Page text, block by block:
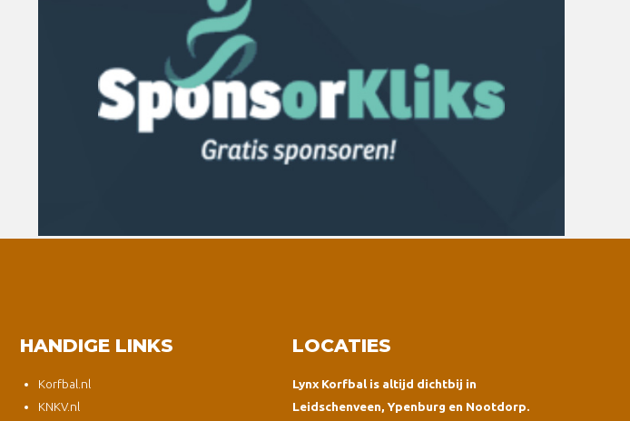
HANDIGE LINKS
Korfbal.nl
KNKV.nl
LOCATIES
Lynx Korfbal is altijd dichtbij in
Leidschenveen, Ypenburg en Nootdorp.